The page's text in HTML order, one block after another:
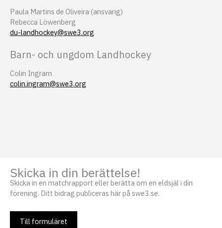
Paula Martins de Oliveira (ansvarig)
Rebecca Löwenberg
du-landhockey@swe3.org
Barn- och ungdom Landhockey
Colin Ingram
colin.ingram@swe3.org
Skicka in din berättelse!
Skicka in en matchrapport eller berätta om en eldsjäl i din
förening. Ditt bidrag publiceras här på swe3.se.
Till formuläret